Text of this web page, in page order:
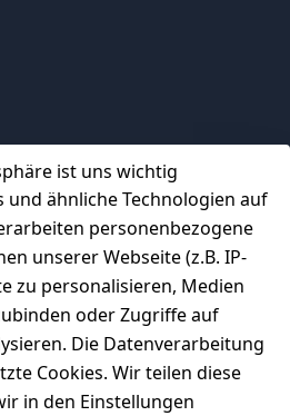
sich bei Akazienholz um ein
Astlöcher machen aus jedem
unverwechselbares, wunderschönes
ist uns wichtig
und ähnliche Technologien auf
personenbezogene
unserer Webseite (z.B. IP-
zu personalisieren, Medien
oder Zugriffe auf
Die Datenverarbeitung
Cookies. Wir teilen diese
in den Einstellungen